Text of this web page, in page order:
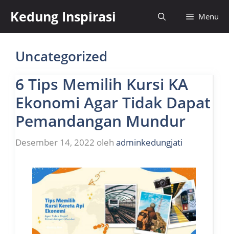
isi
Kedung Inspirasi Menu
Uncategorized
6 Tips Memilih Kursi KA
Ekonomi Agar Tidak Dapat
Pemandangan Mundur
Desember 14, 2022 oleh adminkedungjati